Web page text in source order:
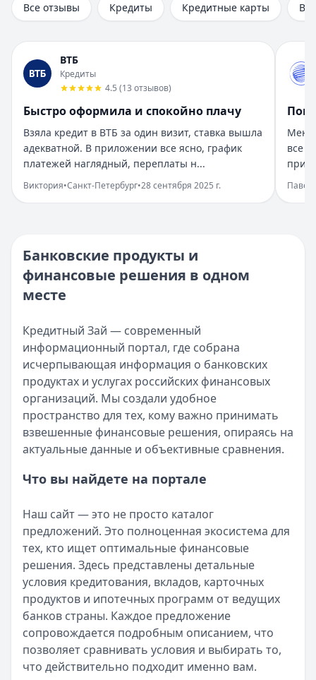
Рейтинг:5
Город:Санкт-Петербург
Дата:28 сентября 2025 г.
Получил кредит в Газпромбанке на нужды быстро.
Все получилось легко и быстро
Рейтинг:5
Организация:ОТП Банк
Город:Москва
Дата:28 сентября 2025 г.
Оформила кредит в ОТП Банке онлайн, все прозрачно.
Ремонт спасли быстрые решения
Город:
Дата:28 сентября 2025 г.
Нужны были деньги на ремонт, взяла кредит в МТС
Ожидания превзошли
Организация:ДОМ.РФ Банк
Город:Казань
Дата:28 сентября 2025 г.
ДОМ.РФ Банк приятно удивил. Кредит выдали без
Быстро оформила и спокойно плачу
Рейтинг:5
Организация:ВТБ
Город:Санкт-Петербург
Взяла кредит в ВТБ за один визит, ставка вышла
Рейтинг: 5
Организация:Газпромбанк
Город:Москва
Дата:27 сентября 2025 г.
Менеджер Газпромбанка спокойно объяснил все
Хороший кредит без сюрпризов
Рейтинг:4
Организация:Альфа-Банк
Город:Екатеринбург
Дата:27 сентября 2025 г.
Все отзывы Кредиты Кредитные карты
ВТБ
Кредиты
4.5 (13 отзывов)
Быстро оформила и спокойно плачу
Взяла кредит в ВТБ за один визит, ставка вышла
адекватной. В приложении все ясно, график
платежей наглядный, переплаты н...
Виктория•Санкт-Петербург•28 сентября 2025 г.
все
Павел
Банковские продукты и
финансовые решения в одном
месте
Кредитный Зай — современный
информационный портал, где собрана
исчерпывающая информация о банковских
продуктах и услугах российских финансовых
организаций. Мы создали удобное
пространство для тех, кому важно принимать
взвешенные финансовые решения, опираясь на
актуальные данные и объективные сравнения.
Что вы найдете на портале
Наш сайт — это не просто каталог
предложений. Это полноценная экосистема для
тех, кто ищет оптимальные финансовые
решения. Здесь представлены детальные
условия кредитования, вкладов, карточных
продуктов и ипотечных программ от ведущих
банков страны. Каждое предложение
сопровождается подробным описанием, что
позволяет сравнивать условия и выбирать то,
что действительно подходит именно вам.